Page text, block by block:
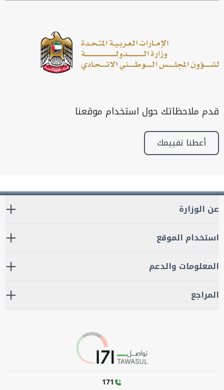
قدم ملاحظاتك حول استخدام موقعنا
أعطنا تقييمك
عن الوزارة
استخدام الموقع
المعلومات والدعم
المراجع
171